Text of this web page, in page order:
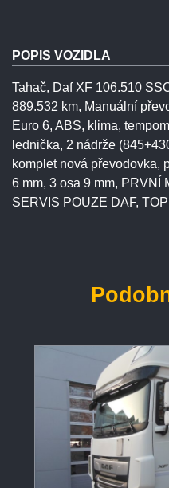
POPIS VOZIDLA
Tahač, Daf XF 106.510
889.532 km, Manuální
Euro 6, ABS, klima,
lednička, 2 nádrže
komplet nová převodovka,
6 mm, 3 osa 9 mm, PRVNÍ
SERVIS POUZE DAF,